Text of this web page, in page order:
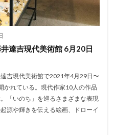
達吉現代美術館 6月20日
吉現代美術館で2021年4月29日〜
かれている。現代作家10人の作品
「いのち」を巡るさまざまな表現
源や輝きを伝える絵画、ドローイ